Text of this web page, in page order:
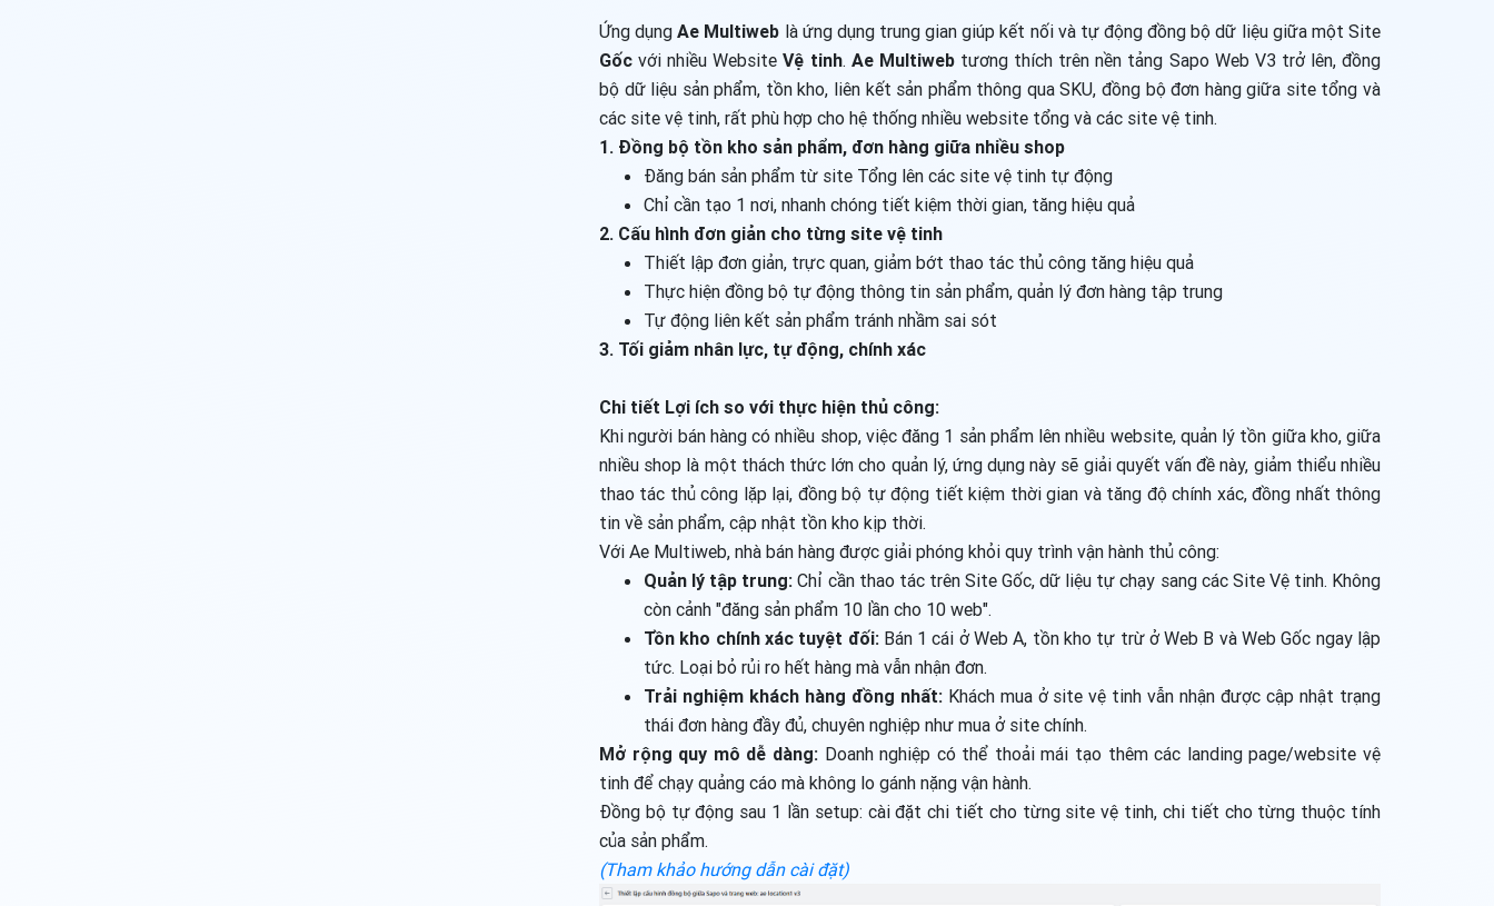
Ứng dụngAe Multiweb là ứng dụng trung gian giúp kết nối và tự động đồng bộ dữ liệu giữa một Site
Gốcvới nhiều Website Vệ tinh. Ae Multiwebtương thích trên nền tảng Sapo Web V3 trở lên, đồng
bộ dữ liệu sản phẩm, tồn kho, liên kết sản phẩm thông qua SKU, đồng bộ đơn hàng giữa site tổng và
các site vệ tinh, rất phù hợp cho hệ thống nhiều website tổng và các site vệ tinh.
1. Đồng bộ tồn kho sản phẩm, đơn hàng giữa nhiều shop
Đăng bán sản phẩm từ site Tổng lên các site vệ tinh tự động
Chỉ cần tạo 1 nơi, nhanh chóng tiết kiệm thời gian, tăng hiệu quả
2. Cấu hình đơn giản cho từng site vệ tinh
Thiết lập đơn giản, trực quan, giảm bớt thao tác thủ công tăng hiệu quả
Thực hiện đồng bộ tự động thông tin sản phẩm, quản lý đơn hàng tập trung
Tự động liên kết sản phẩm tránh nhầm sai sót
3. Tối giảm nhân lực, tự động, chính xác
Chi tiết Lợi ích so với thực hiện thủ công:
Khi người bán hàng có nhiều shop, việc đăng 1 sản phẩm lên nhiều website, quản lý tồn giữa kho, giữa
nhiều shop là một thách thức lớn cho quản lý, ứng dụng này sẽ giải quyết vấn đề này, giảm thiểu nhiều
thao tác thủ công lặp lại, đồng bộ tự động tiết kiệm thời gian và tăng độ chính xác, đồng nhất thông
tin về sản phẩm, cập nhật tồn kho kịp thời.
Với Ae Multiweb, nhà bán hàng được giải phóng khỏi quy trình vận hành thủ công:
Quản lý tập trung: Chỉ cần thao tác trên Site Gốc, dữ liệu tự chạy sang các Site Vệ tinh. Không
còn cảnh "đăng sản phẩm 10 lần cho 10 web".
Tồn kho chính xác tuyệt đối:Bán 1 cái ở Web A, tồn kho tự trừ ở Web B và Web Gốc ngay lập
tức. Loại bỏ rủi ro hết hàng mà vẫn nhận đơn.
Trải nghiệm khách hàng đồng nhất:Khách mua ở site vệ tinh vẫn nhận được cập nhật trạng
thái đơn hàng đầy đủ, chuyên nghiệp như mua ở site chính.
Mở rộng quy mô dễ dàng:Doanh nghiệp có thể thoải mái tạo thêm các landing page/website vệ
tinh để chạy quảng cáo mà không lo gánh nặng vận hành.
Đồng bộ tự động sau 1 lần setup: cài đặt chi tiết cho từng site vệ tinh, chi tiết cho từng thuộc tính
của sản phẩm.
(Tham khảo hướng dẫn cài đặt)